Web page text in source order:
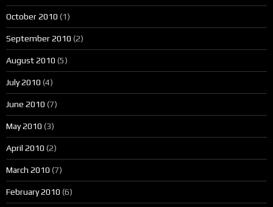
October 2010 (1)
September 2010 (2)
August 2010 (5)
July 2010 (4)
June 2010 (7)
May 2010 (3)
April 2010 (2)
March 2010 (7)
February 2010 (6)